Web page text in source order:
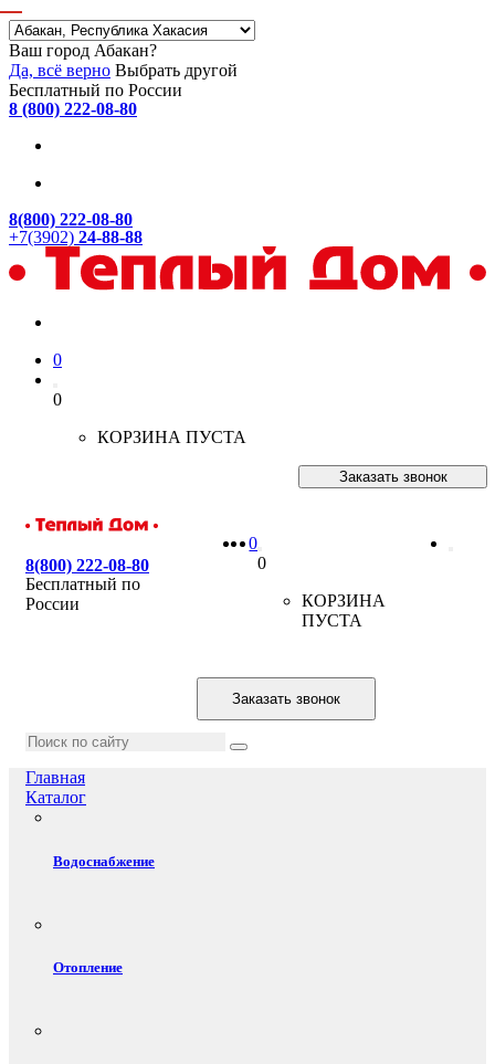
Ваш город Абакан?
Да, всё верно Выбрать другой
Бесплатный по России
8 (800) 222-08-80
8(800) 222-08-80
+7(3902) 24-88-88
0
0
КОРЗИНА ПУСТА
Заказать звонок
8(800) 222-08-80
Бесплатный по
России
0
0
КОРЗИНА
ПУСТА
Заказать звонок
Главная
Каталог
Водоснабжение
Отопление